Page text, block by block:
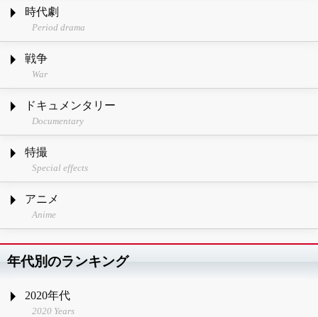
時代劇
Period drama
戦争
War
ドキュメンタリー
Documentary
特撮
Special effects
アニメ
Anime
年代別のランキング
2020年代
2020 Years